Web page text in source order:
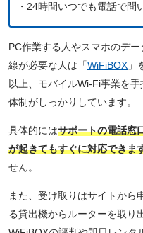
・24時間いつでも電話で問
PC作業する人やスマホのデ
線が必要な人は「WiFiBOX 」
以上、モバイルWi-Fi事業を
体制がしっかりしています。
具体的にはサポートの電話窓
が起きてもすぐに対応できま
せん。
また、受け取りはサイトから
る貸出機からルーターを取り